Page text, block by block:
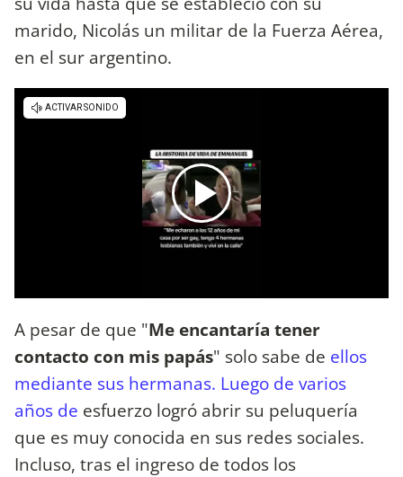
marido, Nicolás un militar de la Fuerza Aérea,
en el sur argentino.
A pesar de que "Me encantaría tener
contacto con mis papás" solo sabe de ellos
mediante sus hermanas. Luego de varios
años de esfuerzo logró abrir su peluquería
que es muy conocida en sus redes sociales.
Incluso, tras el ingreso de todos los